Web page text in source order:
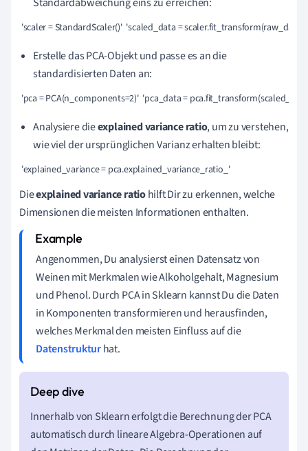
'scaler = StandardScaler()'  'scaled_data = scaler.fit_transform(raw_data)'
Erstelle das PCA-Objekt und passe es an die
standardisierten Daten an:
'pca = PCA(n_components=2)'  'pca_data =
Analysiere dieexplained variance ratio, um zu verstehen,
wie viel der ursprünglichen Varianz erhalten bleibt:
'explained_variance = pca.explained_variance_ratio_'
Dieexplained variance ratiohilft Dir zu erkennen, welche
Dimensionen die meisten Informationen enthalten.
Angenommen, Du analysierst einen Datensatz von
Weinen mit Merkmalen wie Alkoholgehalt, Magnesium
und Phenol. Durch PCA in Sklearn kannst Du die Daten
in Komponenten transformieren und herausfinden,
welches Merkmal den meisten Einfluss auf die
Datenstrukturhat.
Innerhalb von Sklearn erfolgt die Berechnung der PCA
automatisch durch lineare Algebra-Operationen auf